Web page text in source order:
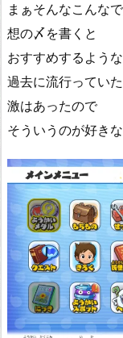
まぁそんなこんな
想の〆を書くと
おすすめするよう
過去に流行ってい
激はあったので
そういうのが好き